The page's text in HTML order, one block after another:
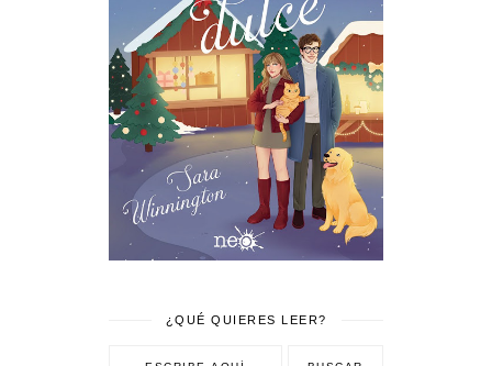
¿QUÉ QUIERES LEER?